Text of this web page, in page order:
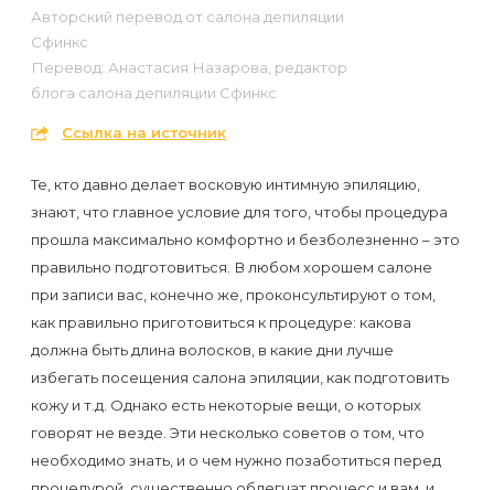
первый
раз
перед
Противопоказания
к
эпиляции
Что
нужно
знать
перед
визитом
Авторский перевод от салона депиляции
Сфинкс
Перевод: Анастасия Назарова, редактор
блога салона депиляции Сфинкс
Ссылка на источник
Те, кто давно делает восковую интимную эпиляцию,
знают, что главное условие для того, чтобы процедура
прошла максимально комфортно и безболезненно – это
правильно подготовиться. В любом хорошем салоне
при записи вас, конечно же, проконсультируют о том,
как правильно приготовиться к процедуре: какова
должна быть длина волосков, в какие дни лучше
избегать посещения салона эпиляции, как подготовить
кожу и т.д. Однако есть некоторые вещи, о которых
говорят не везде. Эти несколько советов о том, что
необходимо знать, и о чем нужно позаботиться перед